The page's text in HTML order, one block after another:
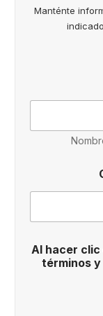
Manténte
Al hacer
términos